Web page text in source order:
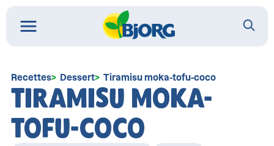
Recettes Dessert Tiramisu moka-tofu-coco
TIRAMISU MOKA-
TOFU-COCO